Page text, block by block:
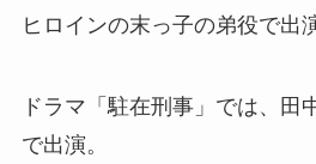
ヒロインの末っ子の弟役で出
ドラマ「駐在刑事」では、田
で出演。